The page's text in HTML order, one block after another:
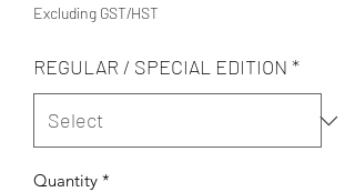
Excluding GST/HST
REGULAR / SPECIAL EDITION *
Quantity *